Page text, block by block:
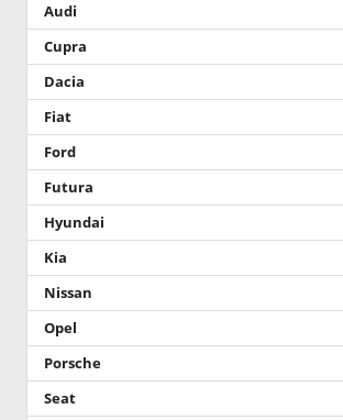
Audi
Cupra
Dacia
Fiat
Ford
Futura
Hyundai
Kia
Nissan
Opel
Porsche
Seat